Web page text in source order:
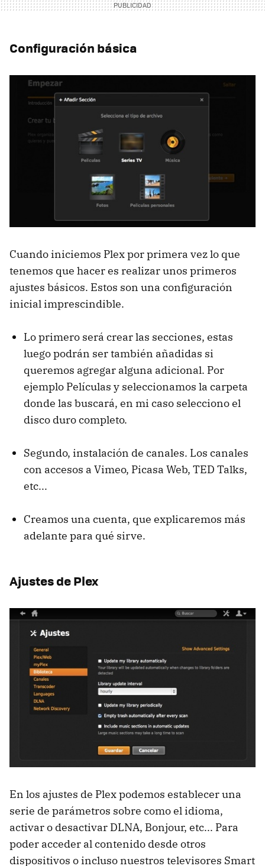
Configuración básica
Cuando iniciemos Plex por primera vez lo que
tenemos que hacer es realizar unos primeros
ajustes básicos. Estos son una configuración
inicial imprescindible.
Lo primero será crear las secciones, estas
luego podrán ser también añadidas si
queremos agregar alguna adicional. Por
ejemplo Películas y seleccionamos la carpeta
donde las buscará, en mi caso selecciono el
disco duro completo.
Segundo, instalación de canales. Los canales
con accesos a Vimeo, Picasa Web, TED Talks,
etc...
Creamos una cuenta, que explicaremos más
adelante para qué sirve.
Ajustes de Plex
En los ajustes de Plex podemos establecer una
serie de parámetros sobre como el idioma,
activar o desactivar DLNA, Bonjour, etc... Para
poder acceder al contenido desde otros
dispositivos o incluso nuestros televisores Smart